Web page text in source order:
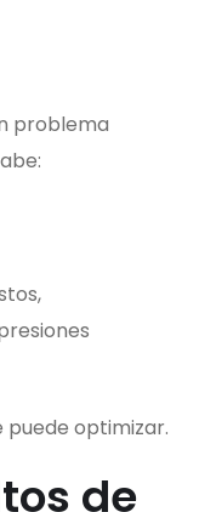
problema
puede optimizar.
de